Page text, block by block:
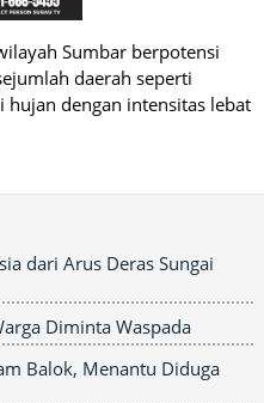
Sumbar berpotensi
daerah seperti
hujan dengan intensitas lebat
dari Arus Deras Sungai
Diminta Waspada
Balok, Menantu Diduga